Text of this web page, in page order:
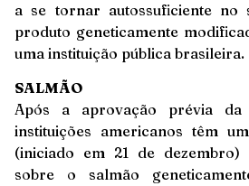
a se tornar autossuficiente
produto geneticamente
uma instituição pública brasileira.
SALMÃO
Após a aprovação prévia
instituições americanos têm
(iniciado em 21 de
sobre o salmão